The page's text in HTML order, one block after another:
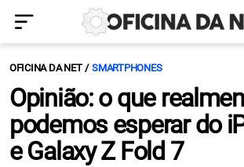
OFICINA DA NET SMARTPHONES
Opinião: o que
podemos esperar do
e Galaxy Z Fold 7